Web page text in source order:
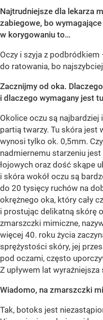
Najtrudniejsze dla lekarza
zabiegowe, bo
w korygowaniu to…
Oczy i szyja z
do ratowania, bo
Zacznijmy od oka.
i dlaczego wymagany jest
Okolice oczu są
partią twarzy. Tu skóra
wynosi tylko ok. 0,5mm.
nadmiernemu starzeniu
łojowych oraz dość skąpe
i skóra wokół oczu są
do 20 tysięcy ruchów na
okrężnego oka, który cały
i prostując delikatną skórę
zmarszczki mimiczne,
więcej 40. roku życia
sprężystości skóry, jej
pod oczami, często
Z upływem lat wyraźniejsza
Wiadomo, na zmarszczki
Tak, botoks jest